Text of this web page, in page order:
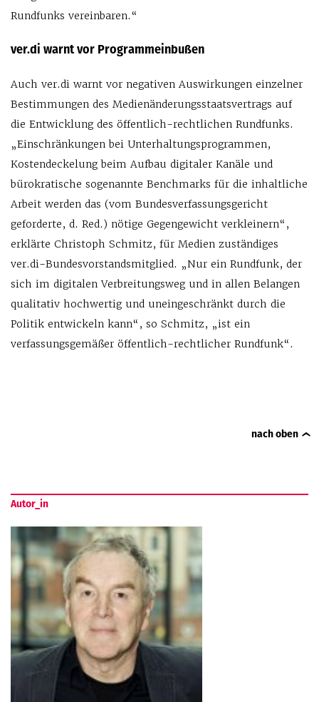
Rundfunks vereinbaren.“
ver.di warnt vor Programmeinbußen
Auch ver.di warnt vor negativen Auswirkungen einzelner
Bestimmungen des Medienänderungsstaatsvertrags auf
die Entwicklung des öffentlich-rechtlichen Rundfunks.
„Einschränkungen bei Unterhaltungsprogrammen,
Kostendeckelung beim Aufbau digitaler Kanäle und
bürokratische sogenannte Benchmarks für die inhaltliche
Arbeit werden das (vom Bundesverfassungsgericht
geforderte, d. Red.) nötige Gegengewicht verkleinern“,
erklärte Christoph Schmitz, für Medien zuständiges
ver.di-Bundesvorstandsmitglied. „Nur ein Rundfunk, der
sich im digitalen Verbreitungsweg und in allen Belangen
qualitativ hochwertig und uneingeschränkt durch die
Politik entwickeln kann“, so Schmitz, „ist ein
verfassungsgemäßer öffentlich-rechtlicher Rundfunk“.
nach oben
Autor_in